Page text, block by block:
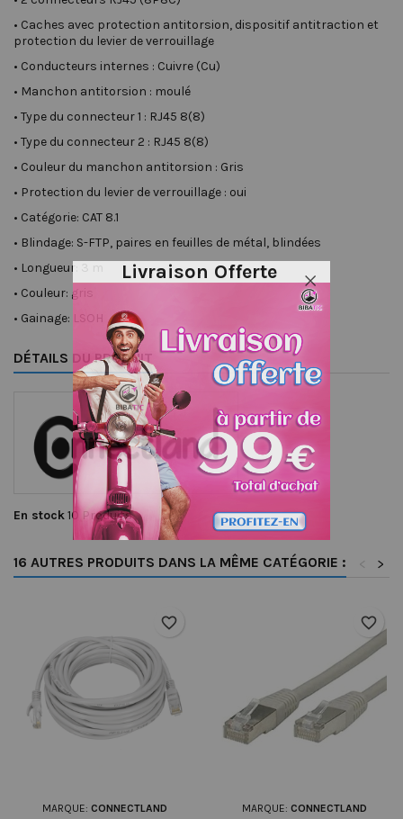
• Caches avec protection antitorsion, dispositif antitraction et
protection du levier de verrouillage
• Conducteurs internes : Cuivre (Cu)
• Manchon antitorsion : moulé
• Type du connecteur 1 : RJ45 8(8)
• Type du connecteur 2 : RJ45 8(8)
• Couleur du manchon antitorsion : Gris
• Protection du levier de verrouillage : oui
• Catégorie: CAT 8.1
• Blindage: S-FTP, paires en feuilles de métal, blindées
• Longueur: 3 m
• Couleur: gris
• Gainage: LSOH
DÉTAILS DU PRODUIT
En stock10 Produits
16 AUTRES PRODUITS DANS LA MÊME CATÉGORIE : >
<
MARQUE: CONNECTLAND
favorite_border
MARQUE: CONNECTLAND
favorite_border
Livraison Offerte